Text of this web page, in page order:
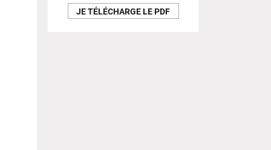
JE TÉLÉCHARGE LE PDF